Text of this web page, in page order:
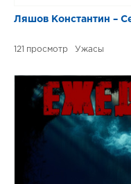
Ляшов Константин –
121 Ужасы